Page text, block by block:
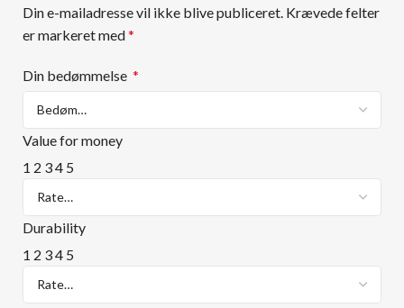
Din e-mailadresse vil ikke blive publiceret. Krævede felter
er markeret med*
Din bedømmelse *
Value for money
1 2 34 5
Durability
1 2 34 5